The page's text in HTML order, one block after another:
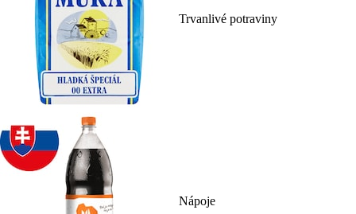
Trvanlivé potraviny
Nápoje